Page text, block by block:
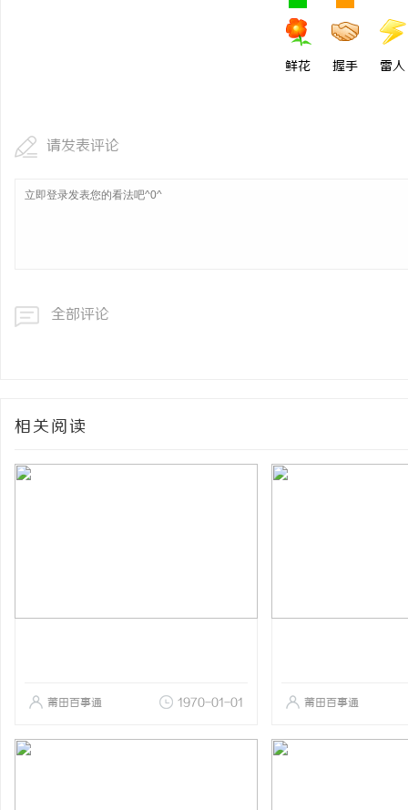
鲜花 握手 雷人
请发表评论
全部评论
相关阅读
莆田百事通 1970-01-01 莆田百事通